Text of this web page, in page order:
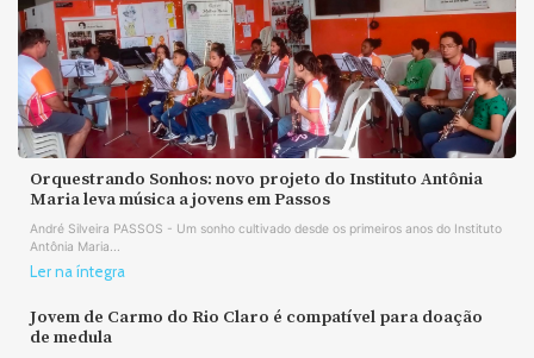
Orquestrando Sonhos: novo projeto do Instituto Antônia
Maria leva música a jovens em Passos
André Silveira PASSOS - Um sonho cultivado desde os primeiros anos do Instituto
Antônia Maria...
Ler na íntegra
Jovem de Carmo do Rio Claro é compatível para doação
de medula